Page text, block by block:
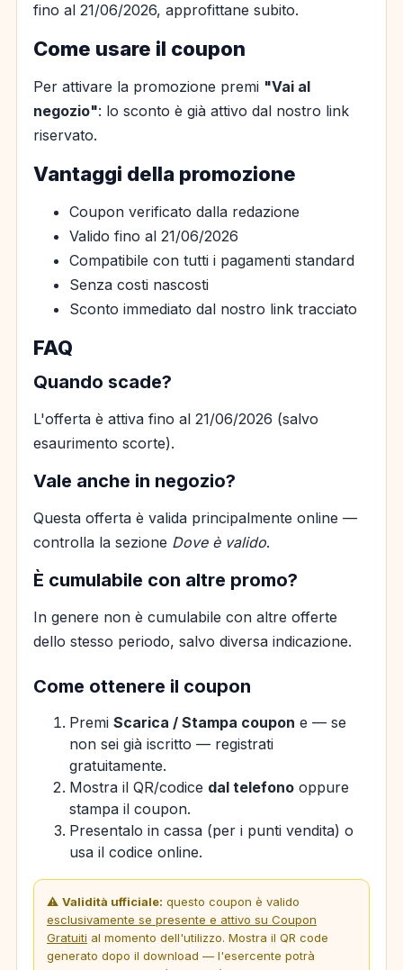
fino al 21/06/2026, approfittane subito.
Come usare il coupon
Per attivare la promozione premi "Vai al
negozio": lo sconto è già attivo dal nostro link
riservato.
Vantaggi della promozione
Coupon verificato dalla redazione
Valido fino al 21/06/2026
Compatibile con tutti i pagamenti standard
Senza costi nascosti
Sconto immediato dal nostro link tracciato
FAQ
Quando scade?
L'offerta è attiva fino al 21/06/2026 (salvo
esaurimento scorte).
Vale anche in negozio?
Questa offerta è valida principalmente online —
controlla la sezione Dove è valido.
È cumulabile con altre promo?
In genere non è cumulabile con altre offerte
dello stesso periodo, salvo diversa indicazione.
Come ottenere il coupon
Premi Scarica / Stampa coupon e — se
non sei già iscritto — registrati
gratuitamente.
Mostra il QR/codice dal telefono oppure
stampa il coupon.
Presentalo in cassa (per i punti vendita) o
usa il codice online.
⚠️ Validità ufficiale: questo coupon è valido
esclusivamente se presente e attivo su Coupon
Gratuiti al momento dell'utilizzo. Mostra il QR code
generato dopo il download — l'esercente potrà